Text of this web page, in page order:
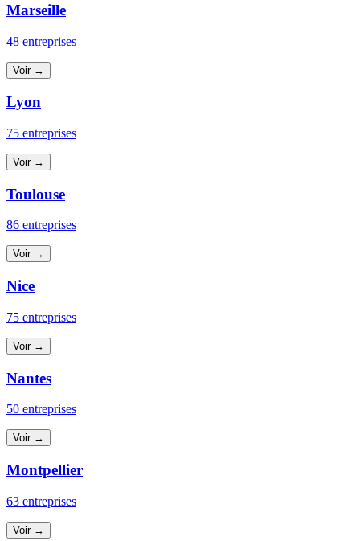
Marseille
48 entreprises
Voir →
Lyon
75 entreprises
Voir →
Toulouse
86 entreprises
Voir →
Nice
75 entreprises
Voir →
Nantes
50 entreprises
Voir →
Montpellier
63 entreprises
Voir →